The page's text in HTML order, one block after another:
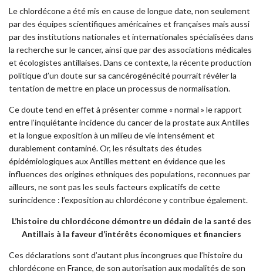
Le chlordécone a été mis en cause de longue date, non seulement
par des équipes scientifiques américaines et françaises mais aussi
par des institutions nationales et internationales spécialisées dans
la recherche sur le cancer, ainsi que par des associations médicales
et écologistes antillaises. Dans ce contexte, la récente production
politique d’un doute sur sa cancérogénécité pourrait révéler la
tentation de mettre en place un processus de normalisation.
Ce doute tend en effet à présenter comme « normal » le rapport
entre l’inquiétante incidence du cancer de la prostate aux Antilles
et la longue exposition à un milieu de vie intensément et
durablement contaminé. Or, les résultats des études
épidémiologiques aux Antilles mettent en évidence que les
influences des origines ethniques des populations, reconnues par
ailleurs, ne sont pas les seuls facteurs explicatifs de cette
surincidence : l’exposition au chlordécone y contribue également.
L’histoire du chlordécone démontre un dédain de la santé des
Antillais à la faveur d’intérêts économiques et financiers
Ces déclarations sont d’autant plus incongrues que l’histoire du
chlordécone en France, de son autorisation aux modalités de son